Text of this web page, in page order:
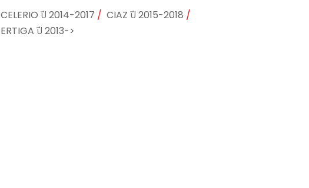
CELERIO ปี 2014-2017
CIAZ ปี 2015-2018
ERTIGA ปี 2013->